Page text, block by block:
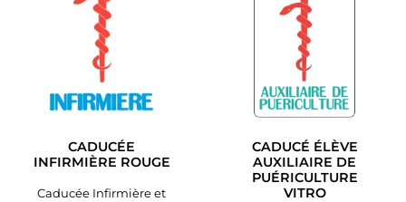
CADUCÉE
INFIRMIÈRE ROUGE
Caducée Infirmière et
CADUCÉ ÉLÈVE
AUXILIAIRE DE
PUÉRICULTURE
VITRO